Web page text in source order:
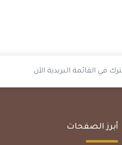
أبرز الصفحات